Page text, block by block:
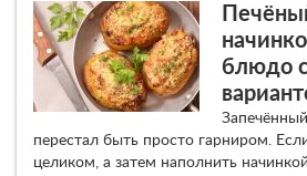
блюдо
перестал быть просто гарниром.
целиком, а затем наполнить